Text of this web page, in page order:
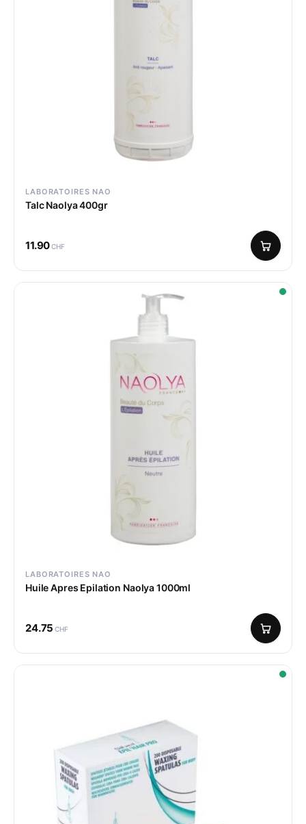
LABORATOIRES NAO
Talc Naolya 400gr
11.90CHF
LABORATOIRES NAO
Huile Apres Epilation Naolya 1000ml
24.75 CHF